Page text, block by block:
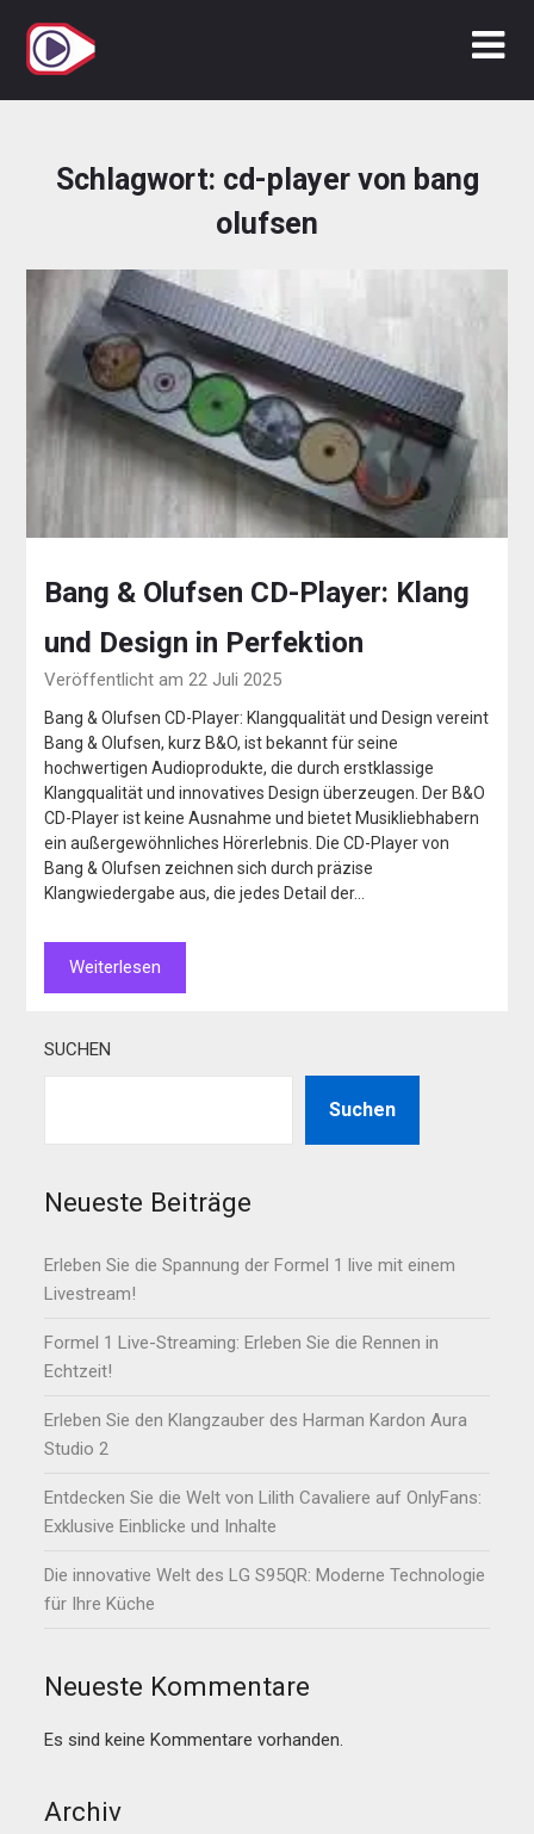
Inhalt
springen
Schlagwort: cd-player von bang
olufsen
Bang & Olufsen CD-Player: Klang
und Design in Perfektion
Veröffentlicht am 22 Juli 2025
Bang & Olufsen CD-Player: Klangqualität und Design vereint
Bang & Olufsen, kurz B&O, ist bekannt für seine
hochwertigen Audioprodukte, die durch erstklassige
Klangqualität und innovatives Design überzeugen. Der B&O
CD-Player ist keine Ausnahme und bietet Musikliebhabern
ein außergewöhnliches Hörerlebnis. Die CD-Player von
Bang & Olufsen zeichnen sich durch präzise
Klangwiedergabe aus, die jedes Detail der…
Weiterlesen
SUCHEN
Suchen
Neueste Beiträge
Erleben Sie die Spannung der Formel 1 live mit einem
Livestream!
Formel 1 Live-Streaming: Erleben Sie die Rennen in
Echtzeit!
Erleben Sie den Klangzauber des Harman Kardon Aura
Studio 2
Entdecken Sie die Welt von Lilith Cavaliere auf OnlyFans:
Exklusive Einblicke und Inhalte
Die innovative Welt des LG S95QR: Moderne Technologie
für Ihre Küche
Neueste Kommentare
Es sind keine Kommentare vorhanden.
Archiv